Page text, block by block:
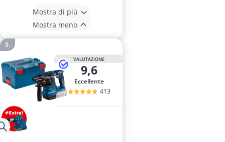
Mostra di più
Mostra meno
VALUTAZIONE
9,6
Eccellente
413